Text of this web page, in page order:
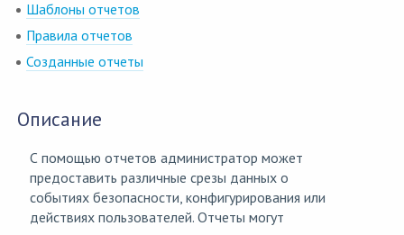
Шаблоны отчетов
Правила отчетов
Созданные отчеты
Описание
С помощью отчетов администратор может
предоставить различные срезы данных о
событиях безопасности, конфигурирования или
действиях пользователей. Отчеты могут